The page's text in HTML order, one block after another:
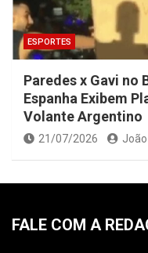
ESPORTES
Paredes x Gavi no
Espanha Exibem
Volante Argentino
21/07/2026
FALE COM A